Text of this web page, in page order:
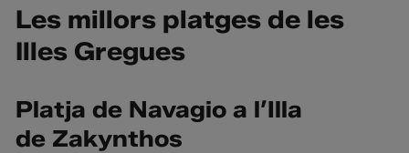
Les millors platges de les
Illes Gregues
Platja de Navagio a l’Illa
de Zakynthos